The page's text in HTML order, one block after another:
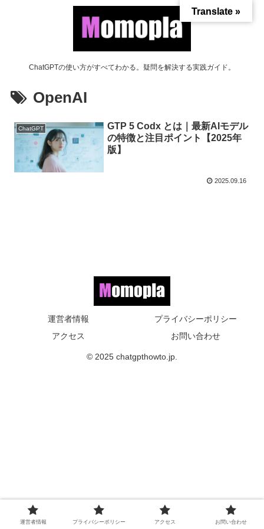
ChatGPTの使い方がすべてわかる。疑問を解決する実践ガイド。
OpenAI
ChatGPT
GTP 5 Codx とは｜最新AIモデル
の特徴と注目ポイント【2025年
版】
2025.09.16
運営者情報
プライバシーポリシー
アクセス
お問い合わせ
© 2025 chatgpthowto.jp.
運営者情報 プライバシーポリシー アクセス お問い合わせ
Translate »